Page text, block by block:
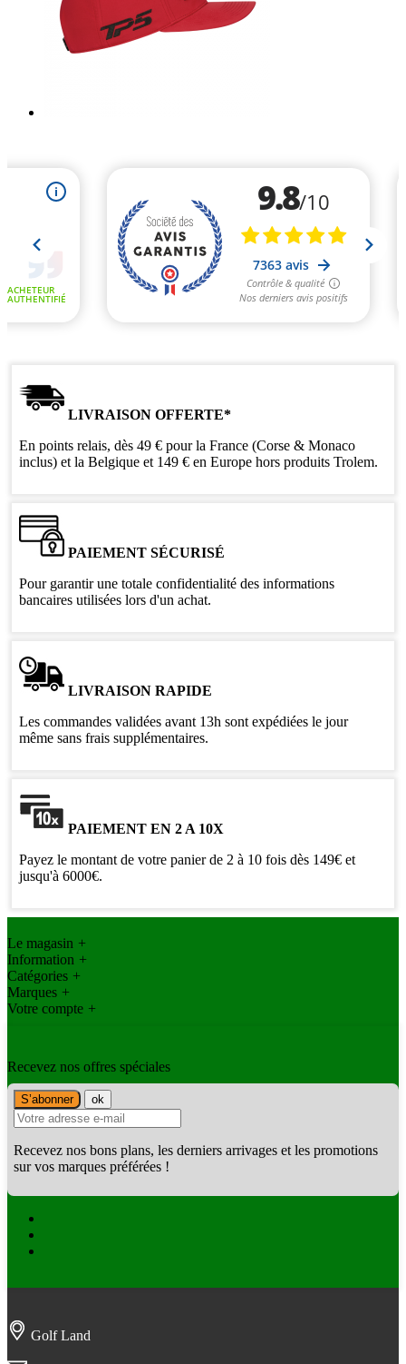
LIVRAISON OFFERTE*
En points relais, dès 49 € pour la France (Corse & Monaco
inclus) et la Belgique et 149 € en Europe hors produits Trolem.
PAIEMENT SÉCURISÉ
Pour garantir une totale confidentialité des informations
bancaires utilisées lors d'un achat.
LIVRAISON RAPIDE
Les commandes validées avant 13h sont expédiées le jour
même sans frais supplémentaires.
PAIEMENT EN 2 A 10X
Payez le montant de votre panier de 2 à 10 fois dès 149€ et
jusqu'à 6000€.
Le magasin +
Information +
Catégories +
Marques +
Votre compte +
Recevez nos offres spéciales
Recevez nos bons plans, les derniers arrivages et les promotions
sur vos marques préférées !
Golf Land